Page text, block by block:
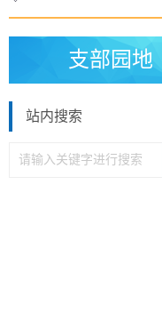
支部园地
站内搜索